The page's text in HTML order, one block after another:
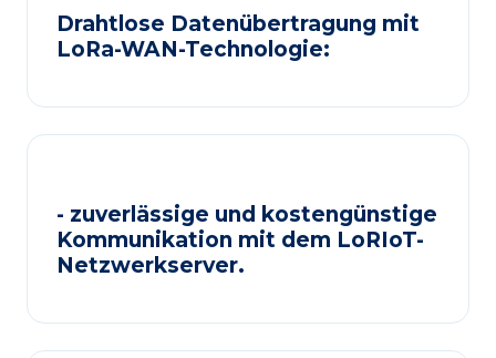
Drahtlose Datenübertragung mit
LoRa-WAN-Technologie:
- zuverlässige und kostengünstige
Kommunikation mit dem LoRIoT-
Netzwerkserver.